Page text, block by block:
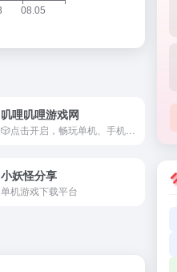
叽哩叽哩游戏网
小妖怪分享
单机游戏下载平台